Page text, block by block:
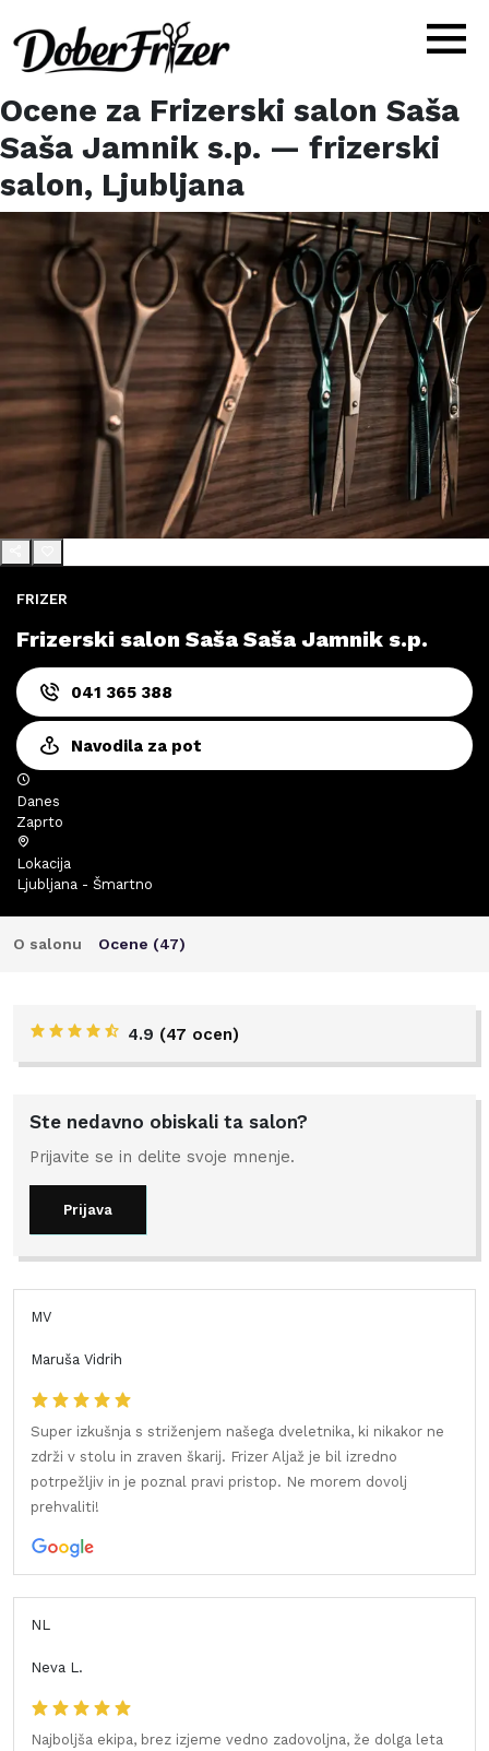
Ocene za Frizerski salon Saša
Saša Jamnik s.p. — frizerski
salon, Ljubljana
FRIZER
Frizerski salon Saša Saša Jamnik s.p.
041 365 388
Navodila za pot
Danes
Zaprto
Lokacija
Ljubljana - Šmartno
O salonu Ocene (47)
4.9 (47 ocen)
Ste nedavno obiskali ta salon?
Prijavite se in delite svoje mnenje.
Prijava
MV
Maruša Vidrih
Super izkušnja s striženjem našega dveletnika, ki nikakor ne
zdrži v stolu in zraven škarij. Frizer Aljaž je bil izredno
potrpežljiv in je poznal pravi pristop. Ne morem dovolj
prehvaliti!
NL
Neva L.
Najboljša ekipa, brez izjeme vedno zadovoljna, že dolga leta